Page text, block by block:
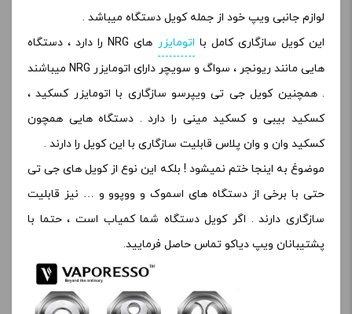
لوازم جانبی ویپ خود از جمله کویل دستگاه میباشد .
این کویل سازگاری کامل با اتومایزر
های NRG را دارد ، دستگاه
هایی مانند ریونجر ، سواگ و سویچر دارای اتومایزر NRG میباشند
. همچنین کویل جی تی ویپرسو سازگاری با اتومایزر کسکید ،
کسکید بیبی و کسکید مینی را دارد . دستگاه هایی همچون
کسکید وان و وان پلاس قابلیت سازگاری با این کویل را دارند .
موضوغ به اینجا ختم نمیشود ! بلکه این نوع از کویل های جی تی
حتی با برخی از دستگاه های اسموک و ووپوو و … نیز قابلیت
سازگاری دارند . اگر کویل دستگاه شما کمیاب است ، حتما با
پشتیبانان ویپ دیاکو تماس حاصل فرمایید.